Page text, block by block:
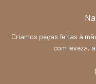
Criamos peças feitas à
com leveza,